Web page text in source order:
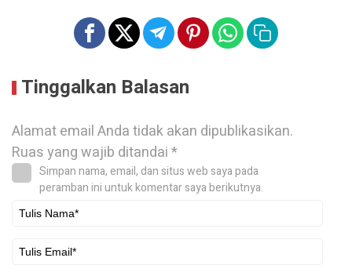
Tinggalkan Balasan
Alamat email Anda tidak akan dipublikasikan.
Ruas yang wajib ditandai*
Simpan nama, email, dan situs web saya pada
peramban ini untuk komentar saya berikutnya.